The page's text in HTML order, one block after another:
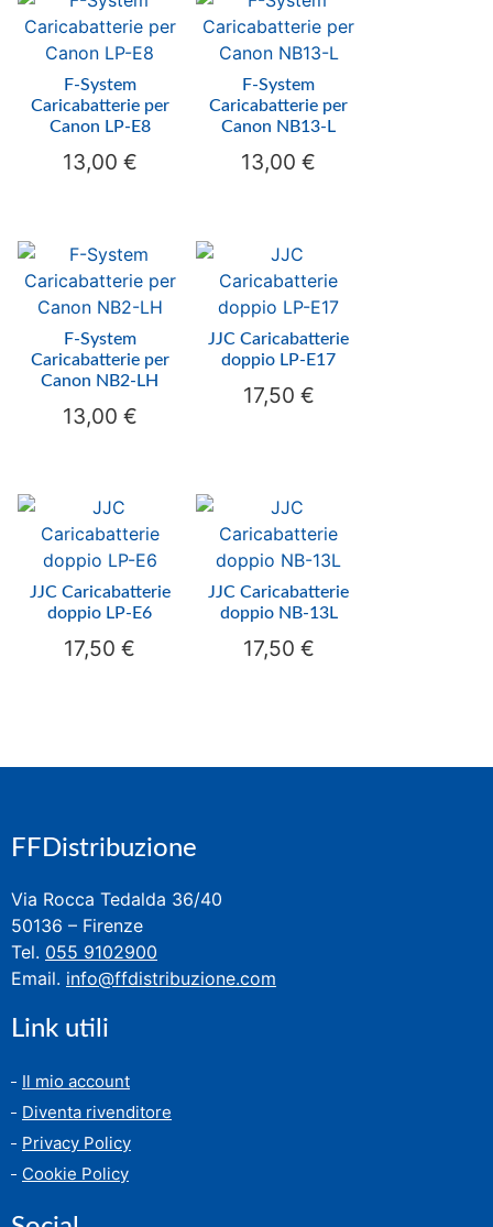
F-System
Caricabatterie per
Canon LP-E8
13,00 €
F-System
Caricabatterie per
Canon NB13-L
13,00€
F-System
Caricabatterie per
Canon NB2-LH
13,00 €
JJC Caricabatterie
doppio LP-E17
17,50 €
JJC Caricabatterie
doppio LP-E6
17,50€
JJC Caricabatterie
doppio NB-13L
17,50 €
FFDistribuzione
Via Rocca Tedalda 36/40
50136 – Firenze
Tel. 055 9102900
Email. info@ffdistribuzione.com
Link utili
Il mio account
Diventa rivenditore
Privacy Policy
Cookie Policy